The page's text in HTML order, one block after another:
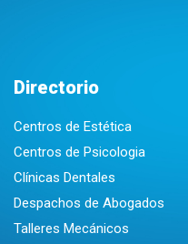
Directorio
Centros de Estética
Centros de Psicologia
Clínicas Dentales
Despachos de Abogados
Talleres Mecánicos